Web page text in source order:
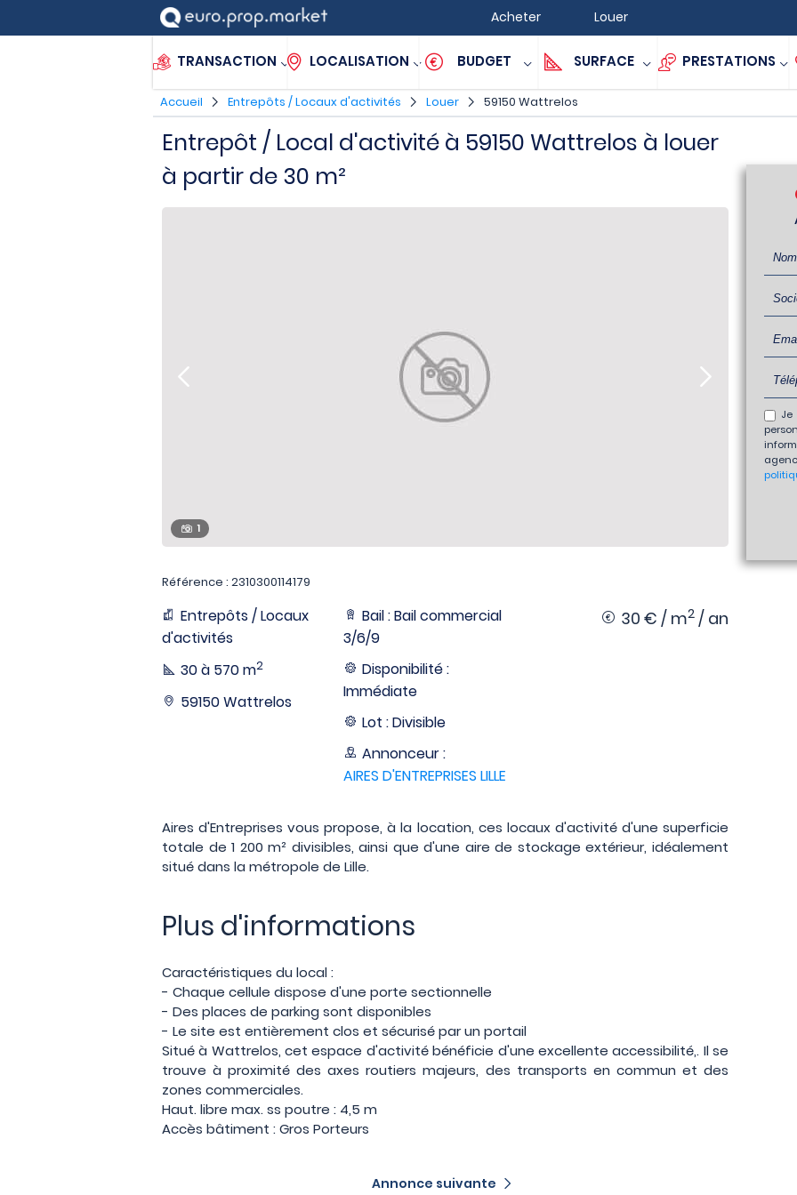
Acheter Louer
TRANSACTION LOCALISATION BUDGET SURFACE PRESTATIONS
Accueil Entrepôts / Locaux d'activités Louer 59150 Wattrelos
Entrepôt / Local d'activité à 59150 Wattrelos à louer
à partir de 30 m²
1
Référence : 2310300114179
Entrepôts / Locaux
d'activités
30 à 570 m2
59150 Wattrelos
Bail : Bail commercial
3/6/9
Disponibilité :
Immédiate
Lot : Divisible
Annonceur :
AIRES D'ENTREPRISES LILLE
30 € / m2/ an
Aires d'Entreprises vous propose, à la location, ces locaux d'activité d'une superficie
totale de 1 200 m² divisibles, ainsi que d'une aire de stockage extérieur, idéalement
situé dans la métropole de Lille.
Plus d'informations
Caractéristiques du local :
- Chaque cellule dispose d'une porte sectionnelle
- Des places de parking sont disponibles
- Le site est entièrement clos et sécurisé par un portail
Situé à Wattrelos, cet espace d'activité bénéficie d'une excellente accessibilité,. Il se
trouve à proximité des axes routiers majeurs, des transports en commun et des
zones commerciales.
Haut. libre max. ss poutre : 4,5 m
Accès bâtiment : Gros Porteurs
Annonce suivante
Je